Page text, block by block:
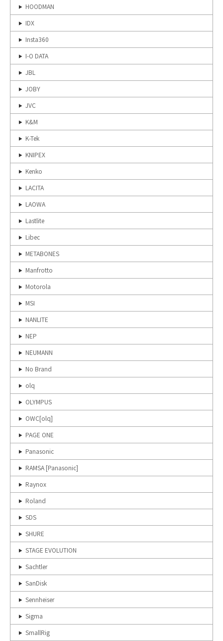
HOODMAN
IDX
Insta360
I-O DATA
JBL
JOBY
JVC
K&M
K-Tek
KNIPEX
Kenko
LACITA
LAOWA
Lastlite
Libec
METABONES
Manfrotto
Motorola
MSI
NANLITE
NEP
NEUMANN
No Brand
olq
OLYMPUS
OWC[olq]
PAGE ONE
Panasonic
RAMSA [Panasonic]
Raynox
Roland
SDS
SHURE
STAGE EVOLUTION
Sachtler
SanDisk
Sennheiser
Sigma
SmallRig